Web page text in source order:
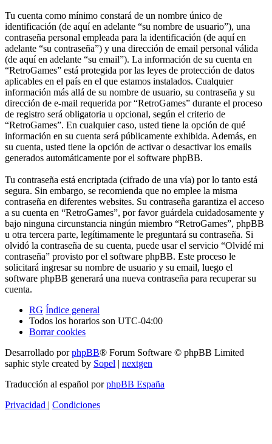
Tu cuenta como mínimo constará de un nombre único de
identificación (de aquí en adelante “su nombre de usuario”), una
contraseña personal empleada para la identificación (de aquí en
adelante “su contraseña”) y una dirección de email personal válida
(de aquí en adelante “su email”). La información de su cuenta en
“RetroGames” está protegida por las leyes de protección de datos
aplicables en el país en el que estamos instalados. Cualquier
información más allá de su nombre de usuario, su contraseña y su
dirección de e-mail requerida por “RetroGames” durante el proceso
de registro será obligatoria u opcional, según el criterio de
“RetroGames”. En cualquier caso, usted tiene la opción de qué
información en su cuenta será públicamente exhibida. Además, en
su cuenta, usted tiene la opción de activar o desactivar los emails
generados automáticamente por el software phpBB.
Tu contraseña está encriptada (cifrado de una vía) por lo tanto está
segura. Sin embargo, se recomienda que no emplee la misma
contraseña en diferentes websites. Su contraseña garantiza el acceso
a su cuenta en “RetroGames”, por favor guárdela cuidadosamente y
bajo ninguna circunstancia ningún miembro “RetroGames”, phpBB
u otra tercera parte, legítimamente le preguntará su contraseña. Si
olvidó la contraseña de su cuenta, puede usar el servicio “Olvidé mi
contraseña” provisto por el software phpBB. Este proceso le
solicitará ingresar su nombre de usuario y su email, luego el
software phpBB generará una nueva contraseña para recuperar su
cuenta.
RG Índice general
Todos los horarios son UTC-04:00
Borrar cookies
Desarrollado porphpBB® Forum Software © phpBB Limited
saphic style created by Sopel | nextgen
Traducción al español porphpBB España
Privacidad | Condiciones